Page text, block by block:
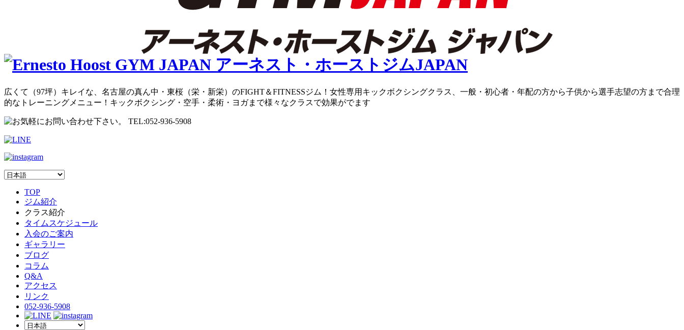
広くて（97坪）キレイな、名古屋の真ん中・東桜（栄・新栄）のFIGHT＆FITNESSジム！女性専用キックボクシングクラス、一般・初心者・年配の方から子供から選手志望の方まで合理
的なトレーニングメニュー！キックボクシング・空手・柔術・ヨガまで様々なクラスで効果がでます
TOP
ジム紹介
クラス紹介
タイムスケジュール
入会のご案内
ギャラリー
ブログ
コラム
Q&A
アクセス
リンク
052-936-5908